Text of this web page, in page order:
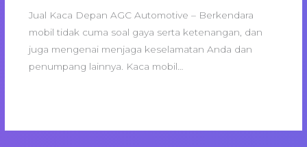
Jual Kaca Depan AGC Automotive – Berkendara
mobil tidak cuma soal gaya serta ketenangan, dan
juga mengenai menjaga keselamatan Anda dan
penumpang lainnya. Kaca mobil…